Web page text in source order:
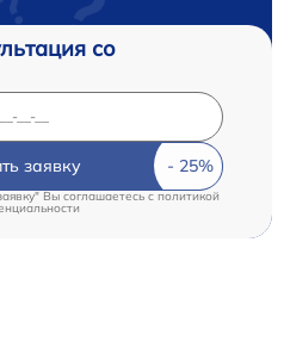
со
заявку
Вы соглашаетесь cполитикой